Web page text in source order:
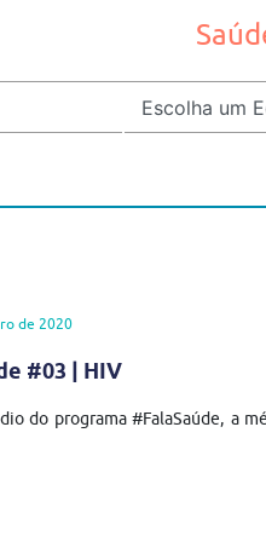
de 2020
#03 | HIV
do programa #FalaSaúde, a